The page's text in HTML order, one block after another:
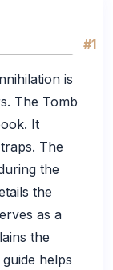
#1
is
The Tomb
It
The
the
the
as a
the
helps